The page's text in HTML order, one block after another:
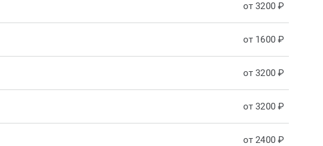
от 3200 ₽
от 1600 ₽
от 3200 ₽
от 3200 ₽
от 2400 ₽